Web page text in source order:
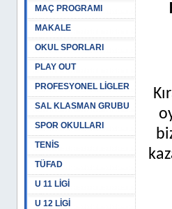
MAÇ PROGRAMI
MAKALE
OKUL SPORLARI
PLAY OUT
PROFESYONEL LİGLER
SAL KLASMAN GRUBU
SPOR OKULLARI
TENİS
TÜFAD
U 11 LİGİ
U 12 LİGİ